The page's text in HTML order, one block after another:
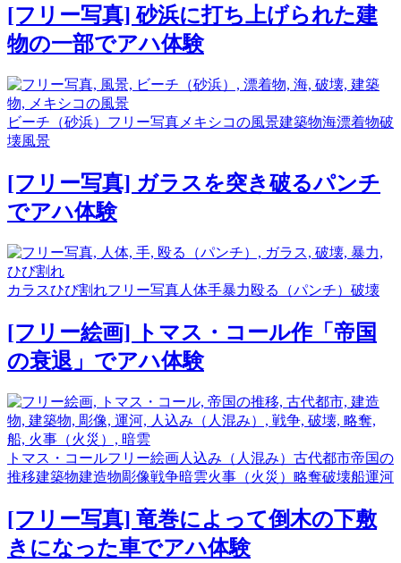
[フリー写真] 砂浜に打ち上げられた建
物の一部でアハ体験
ビーチ（砂浜） フリー写真 メキシコの風景建築物海漂着物破
壊風景
[フリー写真] ガラスを突き破るパンチ
でアハ体験
カラスひび割れフリー写真人体手暴力 殴る（パンチ） 破壊
[フリー絵画] トマス・コール作「帝国
の衰退」でアハ体験
トマス・コールフリー絵画人込み（人混み） 古代都市帝国の
推移建築物建造物彫像戦争暗雲火事（火災） 略奪破壊船運河
[フリー写真] 竜巻によって倒木の下敷
きになった車でアハ体験